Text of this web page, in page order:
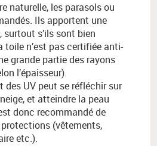
naturelle, les parasols ou
Ils apportent une
s’ils sont bien
toile n’est pas certifiée anti-
grande partie des rayons
l’épaisseur).
des UV peut se réfléchir sur
et atteindre la peau
donc recommandé de
(vêtements,
etc.).